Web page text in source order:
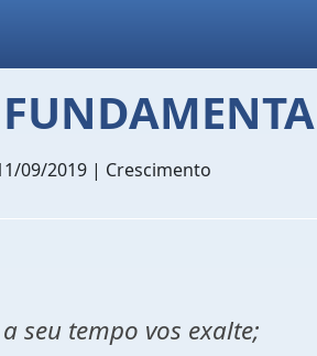
09/2019 | Crescimento
seu tempo vos exalte;